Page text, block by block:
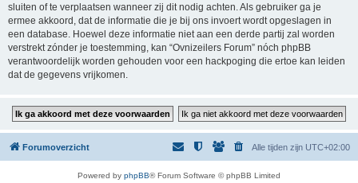
sluiten of te verplaatsen wanneer zij dit nodig achten. Als gebruiker ga je
ermee akkoord, dat de informatie die je bij ons invoert wordt opgeslagen in
een database. Hoewel deze informatie niet aan een derde partij zal worden
verstrekt zónder je toestemming, kan “Ovnizeilers Forum” nóch phpBB
verantwoordelijk worden gehouden voor een hackpoging die ertoe kan leiden
dat de gegevens vrijkomen.
Forumoverzicht Alle tijden zijn UTC+02:00
Powered by phpBB® Forum Software © phpBB Limited